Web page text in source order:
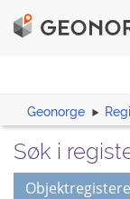
Geonorge
Søk i